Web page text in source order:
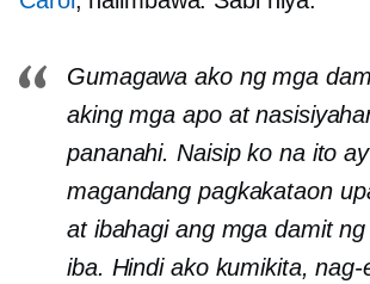
Gumagawa ako ng mga
aking mga apo at
pananahi. Naisip ko na ito
magandang pagkakataon
at ibahagi ang mga damit
iba. Hindi ako kumikita, nag-